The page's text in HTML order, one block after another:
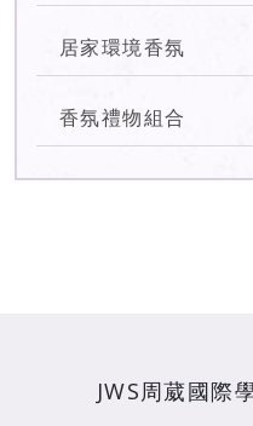
居家環境香氛
香氛禮物組合
JWS周葳國際